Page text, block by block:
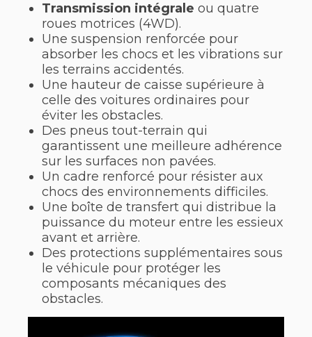
Transmission intégrale ou quatre
roues motrices (4WD).
Une suspension renforcée pour
absorber les chocs et les vibrations sur
les terrains accidentés.
Une hauteur de caisse supérieure à
celle des voitures ordinaires pour
éviter les obstacles.
Des pneus tout-terrain qui
garantissent une meilleure adhérence
sur les surfaces non pavées.
Un cadre renforcé pour résister aux
chocs des environnements difficiles.
Une boîte de transfert qui distribue la
puissance du moteur entre les essieux
avant et arrière.
Des protections supplémentaires sous
le véhicule pour protéger les
composants mécaniques des
obstacles.